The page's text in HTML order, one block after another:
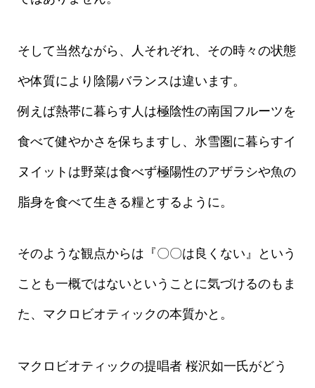
そして当然ながら、人それぞれ、その時々の状態
や体質により陰陽バランスは違います。
例えば熱帯に暮らす人は極陰性の南国フルーツを
食べて健やかさを保ちますし、氷雪圏に暮らすイ
ヌイットは野菜は食べず極陽性のアザラシや魚の
脂身を食べて生きる糧とするように。
そのような観点からは『〇〇は良くない』という
ことも一概ではないということに気づけるのもま
た、マクロビオティックの本質かと。
マクロビオティックの提唱者 桜沢如一氏がどう